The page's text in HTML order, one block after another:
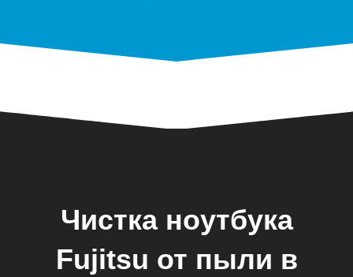
Чистка ноутбука
Fujitsu от пыли в